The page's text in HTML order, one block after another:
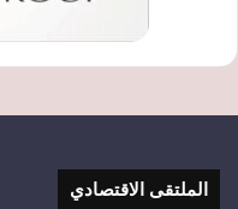
الملتقى الاقتصادي